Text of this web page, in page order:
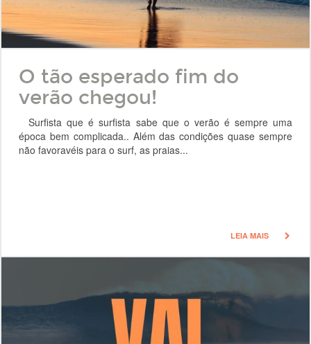
O tão esperado fim do
verão chegou!
Surfista que é surfista sabe que o verão é sempre uma
época bem complicada.. Além das condições quase sempre
não favoravéis para o surf, as praias...
LEIA MAIS